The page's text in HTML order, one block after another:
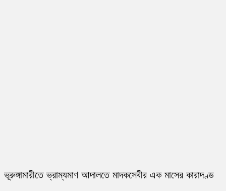
ভূরুঙ্গামারীতে ভ্রাম্যমাণ আদালতে মাদকসেবীর এক মাসের কারাদণ্ড